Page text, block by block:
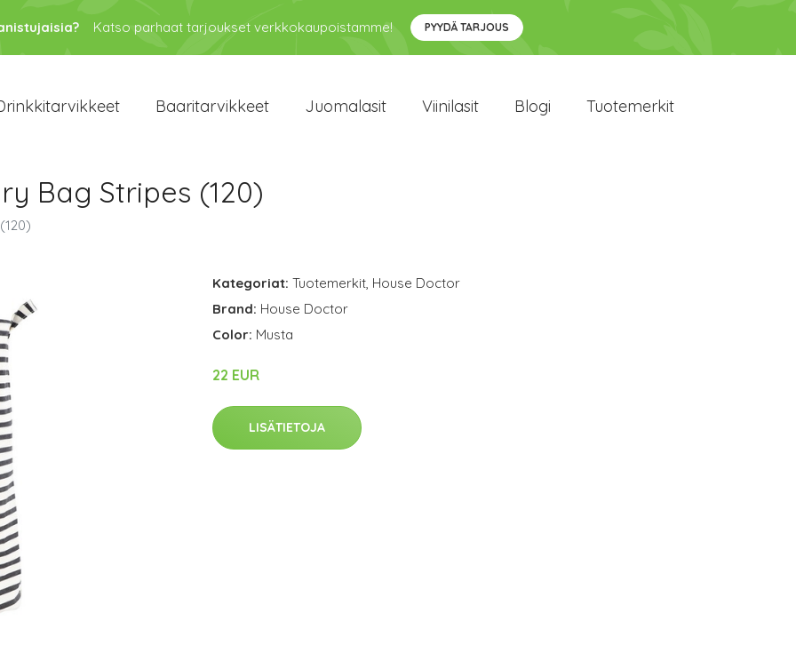
Katso parhaat tarjoukset verkkokaupoistamme! PYYDÄ TARJOUS
Baaritarvikkeet Juomalasit Viinilasit Blogi Tuotemerkit
Bag Stripes (120)
Kategoriat: Tuotemerkit, House Doctor
Brand: House Doctor
Color: Musta
22 EUR
LISÄTIETOJA